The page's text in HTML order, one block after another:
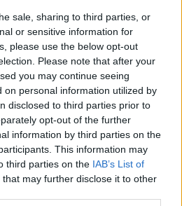
sale, sharing to third parties, or
or sensitive information for
please use the below opt-out
Please note that after your
you may continue seeing
on personal information utilized by
disclosed to third parties prior to
opt-out of the further
information by third parties on the
This information may
third parties on the IAB’s List of
that may further disclose it to other
della Toscana iscriviti alla
Arriva gratis tutti i giorni
tua casella di posta.